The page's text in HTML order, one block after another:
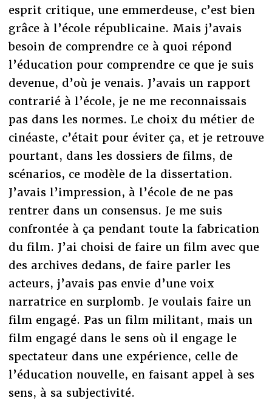
esprit critique, une emmerdeuse, c’est bien
grâce à l’école républicaine. Mais j’avais
besoin de comprendre ce à quoi répond
l’éducation pour comprendre ce que je suis
devenue, d’où je venais. J’avais un rapport
contrarié à l’école, je ne me reconnaissais
pas dans les normes. Le choix du métier de
cinéaste, c’était pour éviter ça, et je retrouve
pourtant, dans les dossiers de films, de
scénarios, ce modèle de la dissertation.
J’avais l’impression, à l’école de ne pas
rentrer dans un consensus. Je me suis
confrontée à ça pendant toute la fabrication
du film. J’ai choisi de faire un film avec que
des archives dedans, de faire parler les
acteurs, j’avais pas envie d’une voix
narratrice en surplomb. Je voulais faire un
film engagé. Pas un film militant, mais un
film engagé dans le sens où il engage le
spectateur dans une expérience, celle de
l’éducation nouvelle, en faisant appel à ses
sens, à sa subjectivité.